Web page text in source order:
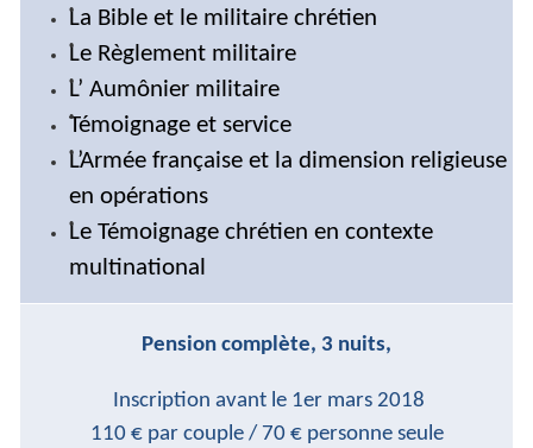
•La Bible et le militaire chrétien
•Le Règlement militaire
•L’ Aumônier militaire
•Témoignage et service
•L’Armée française et la dimension religieuse
en opérations
•Le Témoignage chrétien en contexte
multinational
Pension complète, 3 nuits,
Inscription avant le 1er mars 2018
110 € par couple / 70 € personne seule